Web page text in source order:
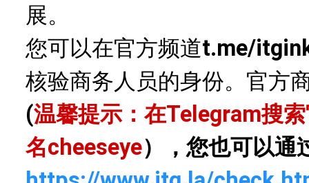
展。
您可以在官方频道t.me/
核验商务人员的身份。官方
(温馨提示：在Telegram搜
名cheeseye），您也可以通